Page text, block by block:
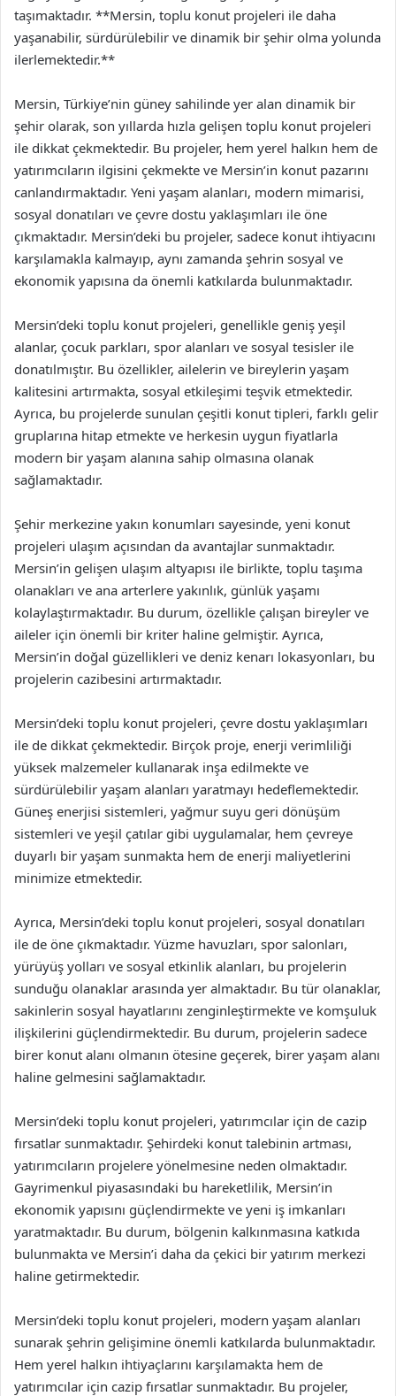
taşımaktadır. **Mersin, toplu konut projeleri ile daha
yaşanabilir, sürdürülebilir ve dinamik bir şehir olma yolunda
ilerlemektedir.**
Mersin, Türkiye’nin güney sahilinde yer alan dinamik bir
şehir olarak, son yıllarda hızla gelişen toplu konut projeleri
ile dikkat çekmektedir. Bu projeler, hem yerel halkın hem de
yatırımcıların ilgisini çekmekte ve Mersin’in konut pazarını
canlandırmaktadır. Yeni yaşam alanları, modern mimarisi,
sosyal donatıları ve çevre dostu yaklaşımları ile öne
çıkmaktadır. Mersin’deki bu projeler, sadece konut ihtiyacını
karşılamakla kalmayıp, aynı zamanda şehrin sosyal ve
ekonomik yapısına da önemli katkılarda bulunmaktadır.
Mersin’deki toplu konut projeleri, genellikle geniş yeşil
alanlar, çocuk parkları, spor alanları ve sosyal tesisler ile
donatılmıştır. Bu özellikler, ailelerin ve bireylerin yaşam
kalitesini artırmakta, sosyal etkileşimi teşvik etmektedir.
Ayrıca, bu projelerde sunulan çeşitli konut tipleri, farklı gelir
gruplarına hitap etmekte ve herkesin uygun fiyatlarla
modern bir yaşam alanına sahip olmasına olanak
sağlamaktadır.
Şehir merkezine yakın konumları sayesinde, yeni konut
projeleri ulaşım açısından da avantajlar sunmaktadır.
Mersin’in gelişen ulaşım altyapısı ile birlikte, toplu taşıma
olanakları ve ana arterlere yakınlık, günlük yaşamı
kolaylaştırmaktadır. Bu durum, özellikle çalışan bireyler ve
aileler için önemli bir kriter haline gelmiştir. Ayrıca,
Mersin’in doğal güzellikleri ve deniz kenarı lokasyonları, bu
projelerin cazibesini artırmaktadır.
Mersin’deki toplu konut projeleri, çevre dostu yaklaşımları
ile de dikkat çekmektedir. Birçok proje, enerji verimliliği
yüksek malzemeler kullanarak inşa edilmekte ve
sürdürülebilir yaşam alanları yaratmayı hedeflemektedir.
Güneş enerjisi sistemleri, yağmur suyu geri dönüşüm
sistemleri ve yeşil çatılar gibi uygulamalar, hem çevreye
duyarlı bir yaşam sunmakta hem de enerji maliyetlerini
minimize etmektedir.
Ayrıca, Mersin’deki toplu konut projeleri, sosyal donatıları
ile de öne çıkmaktadır. Yüzme havuzları, spor salonları,
yürüyüş yolları ve sosyal etkinlik alanları, bu projelerin
sunduğu olanaklar arasında yer almaktadır. Bu tür olanaklar,
sakinlerin sosyal hayatlarını zenginleştirmekte ve komşuluk
ilişkilerini güçlendirmektedir. Bu durum, projelerin sadece
birer konut alanı olmanın ötesine geçerek, birer yaşam alanı
haline gelmesini sağlamaktadır.
Mersin’deki toplu konut projeleri, yatırımcılar için de cazip
fırsatlar sunmaktadır. Şehirdeki konut talebinin artması,
yatırımcıların projelere yönelmesine neden olmaktadır.
Gayrimenkul piyasasındaki bu hareketlilik, Mersin’in
ekonomik yapısını güçlendirmekte ve yeni iş imkanları
yaratmaktadır. Bu durum, bölgenin kalkınmasına katkıda
bulunmakta ve Mersin’i daha da çekici bir yatırım merkezi
haline getirmektedir.
Mersin’deki toplu konut projeleri, modern yaşam alanları
sunarak şehrin gelişimine önemli katkılarda bulunmaktadır.
Hem yerel halkın ihtiyaçlarını karşılamakta hem de
yatırımcılar için cazip fırsatlar sunmaktadır. Bu projeler,